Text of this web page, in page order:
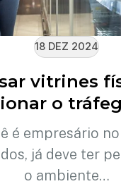
18 DEZ 2024
vitrines
o
é empresário
já deve ter
o ambiente…